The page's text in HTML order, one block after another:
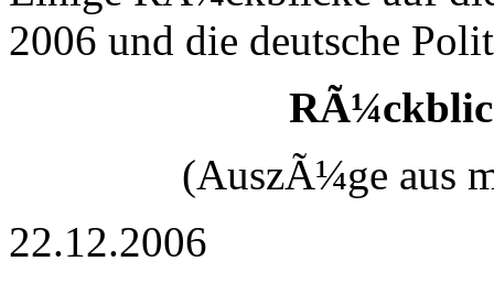
2006 und die deutsche
(AuszÃ¼ge aus
22.12.2006